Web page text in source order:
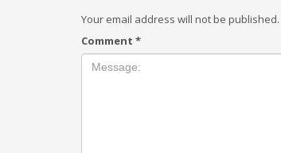
Your email address will not be published.
Comment *